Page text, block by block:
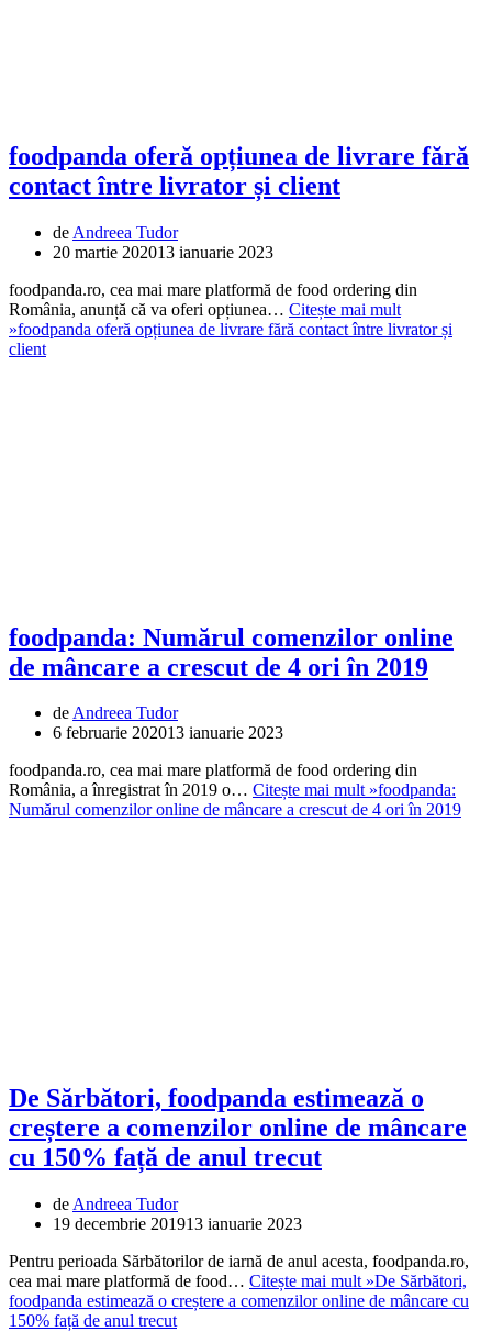
foodpanda oferă opțiunea de livrare fără
contact între livrator și client
de Andreea Tudor
20 martie 202013 ianuarie 2023
foodpanda.ro, cea mai mare platformă de food ordering din
România, anunță că va oferi opțiunea… Citește mai mult
»foodpanda oferă opțiunea de livrare fără contact între livrator și
client
foodpanda: Numărul comenzilor online
de mâncare a crescut de 4 ori în 2019
deAndreea Tudor
6 februarie 202013 ianuarie 2023
foodpanda.ro, cea mai mare platformă de food ordering din
România, a înregistrat în 2019 o… Citește mai mult »foodpanda:
Numărul comenzilor online de mâncare a crescut de 4 ori în 2019
De Sărbători, foodpanda estimează o
creștere a comenzilor online de mâncare
cu 150% față de anul trecut
de Andreea Tudor
19 decembrie 201913 ianuarie 2023
Pentru perioada Sărbătorilor de iarnă de anul acesta, foodpanda.ro,
cea mai mare platformă de food… Citește mai mult »De Sărbători,
foodpanda estimează o creștere a comenzilor online de mâncare cu
150% față de anul trecut